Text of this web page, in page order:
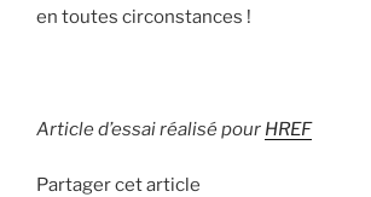
en toutes circonstances !
Article d’essai réalisé pour HREF
Partager cet article